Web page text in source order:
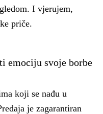
I vjerujem,
priče.
emociju svoje borbe
koji se nađu u
je zagarantiran